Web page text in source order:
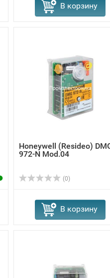
В корзину
Honeywell (Resideo)
972-N Mod.04
(0)
В корзину